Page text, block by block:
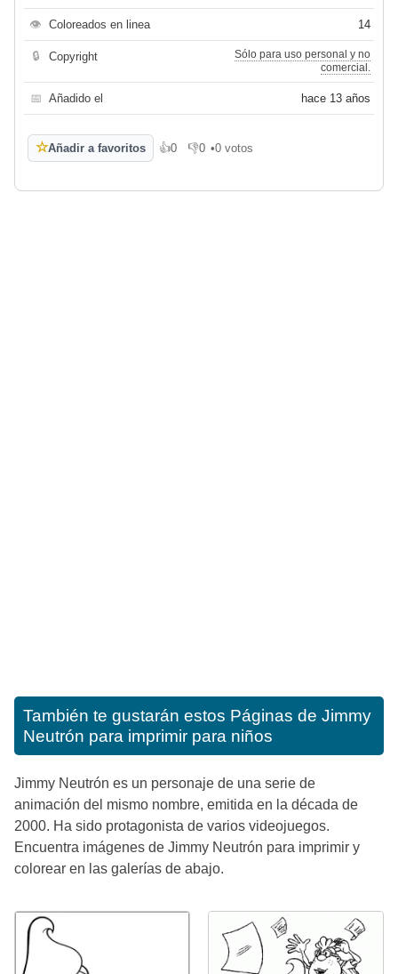
👁 Coloreados en linea 14
🔒 Copyright
Sólo para uso personal y no
comercial.
📅 Añadido el hace 13 años
☆Añadir a favoritos 👍0
Me gusta
👎0
No me gusta
•0 votos
También te gustarán estos Páginas de Jimmy
Neutrón para imprimir para niños
Jimmy Neutrón es un personaje de una serie de
animación del mismo nombre, emitida en la década de
2000. Ha sido protagonista de varios videojuegos.
Encuentra imágenes de Jimmy Neutrón para imprimir y
colorear en las galerías de abajo.